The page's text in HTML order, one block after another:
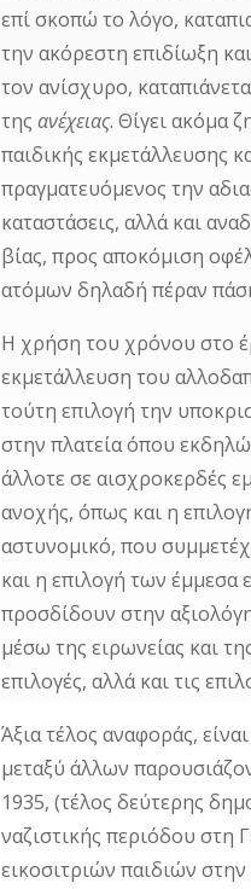
επί σκοπώ το λόγο,
την ακόρεστη επιδίωξη
τον ανίσχυρο,
τηςανέχειας. Θίγει ακόμα
παιδικής εκμετάλλευσης
πραγματευόμενος την
καταστάσεις, αλλά και
βίας, προς αποκόμιση
ατόμων δηλαδή πέραν
Η χρήση του χρόνου στο
εκμετάλλευση του
τούτη επιλογή την
στην πλατεία όπου
άλλοτε σε αισχροκερδές
ανοχής, όπως και η
αστυνομικό, που
και η επιλογή των
προσδίδουν στην
μέσω της ειρωνείας και
επιλογές, αλλά και τις
Άξια τέλος αναφοράς,
μεταξύ άλλων
1935, (τέλος δεύτερης
ναζιστικής περιόδου στη
εικοσιτριών παιδιών